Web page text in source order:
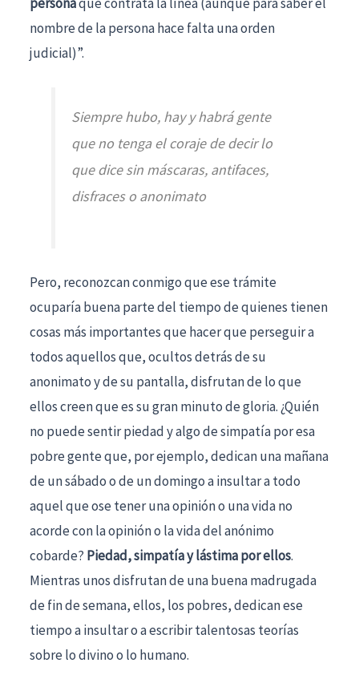
nombre de la persona hace falta una orden
judicial)”.
Siempre hubo, hay y habrá gente
que no tenga el coraje de decir lo
que dice sin máscaras, antifaces,
disfraces o anonimato
Pero, reconozcan conmigo que ese trámite
ocuparía buena parte del tiempo de quienes tienen
cosas más importantes que hacer que perseguir a
todos aquellos que, ocultos detrás de su
anonimato y de su pantalla, disfrutan de lo que
ellos creen que es su gran minuto de gloria. ¿Quién
no puede sentir piedad y algo de simpatía por esa
pobre gente que, por ejemplo, dedican una mañana
de un sábado o de un domingo a insultar a todo
aquel que ose tener una opinión o una vida no
acorde con la opinión o la vida del anónimo
cobarde? Piedad, simpatía y lástima por ellos.
Mientras unos disfrutan de una buena madrugada
de fin de semana, ellos, los pobres, dedican ese
tiempo a insultar o a escribir talentosas teorías
sobre lo divino o lo humano.